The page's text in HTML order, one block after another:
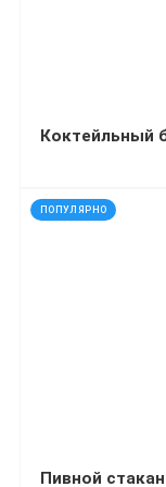
ПОПУЛЯРНО
код: 13688
Пивной